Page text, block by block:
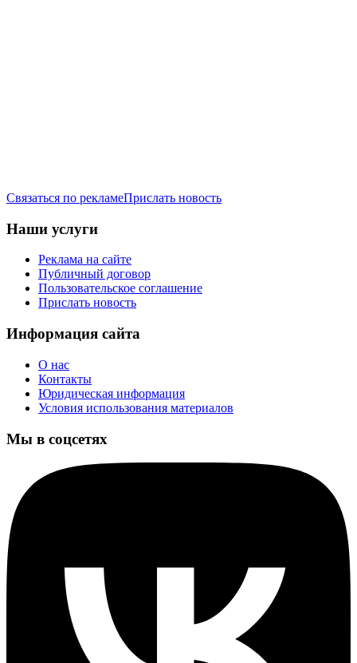
Связаться по рекламеПрислать новость
Наши услуги
Реклама на сайте
Публичный договор
Пользовательское соглашение
Прислать новость
Информация сайта
О нас
Контакты
Юридическая информация
Условия использования материалов
Мы в соцсетях